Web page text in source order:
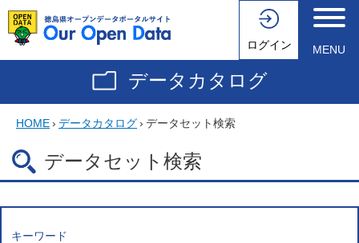
ログイン MENU
データカタログ
HOME› データカタログ› データセット検索
データセット検索
キーワード